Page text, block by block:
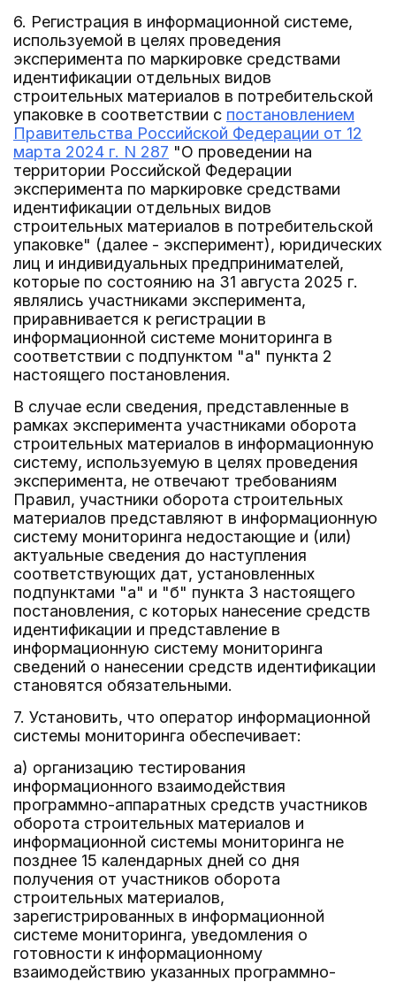
6. Регистрация в информационной системе,
используемой в целях проведения
эксперимента по маркировке средствами
идентификации отдельных видов
строительных материалов в потребительской
упаковке в соответствии с постановлением
Правительства Российской Федерации от 12
марта 2024 г. N 287 "О проведении на
территории Российской Федерации
эксперимента по маркировке средствами
идентификации отдельных видов
строительных материалов в потребительской
упаковке" (далее - эксперимент), юридических
лиц и индивидуальных предпринимателей,
которые по состоянию на 31 августа 2025 г.
являлись участниками эксперимента,
приравнивается к регистрации в
информационной системе мониторинга в
соответствии с подпунктом "а" пункта 2
настоящего постановления.
В случае если сведения, представленные в
рамках эксперимента участниками оборота
строительных материалов в информационную
систему, используемую в целях проведения
эксперимента, не отвечают требованиям
Правил, участники оборота строительных
материалов представляют в информационную
систему мониторинга недостающие и (или)
актуальные сведения до наступления
соответствующих дат, установленных
подпунктами "а" и "б" пункта 3 настоящего
постановления, с которых нанесение средств
идентификации и представление в
информационную систему мониторинга
сведений о нанесении средств идентификации
становятся обязательными.
7. Установить, что оператор информационной
системы мониторинга обеспечивает:
а) организацию тестирования
информационного взаимодействия
программно-аппаратных средств участников
оборота строительных материалов и
информационной системы мониторинга не
позднее 15 календарных дней со дня
получения от участников оборота
строительных материалов,
зарегистрированных в информационной
системе мониторинга, уведомления о
готовности к информационному
взаимодействию указанных программно-